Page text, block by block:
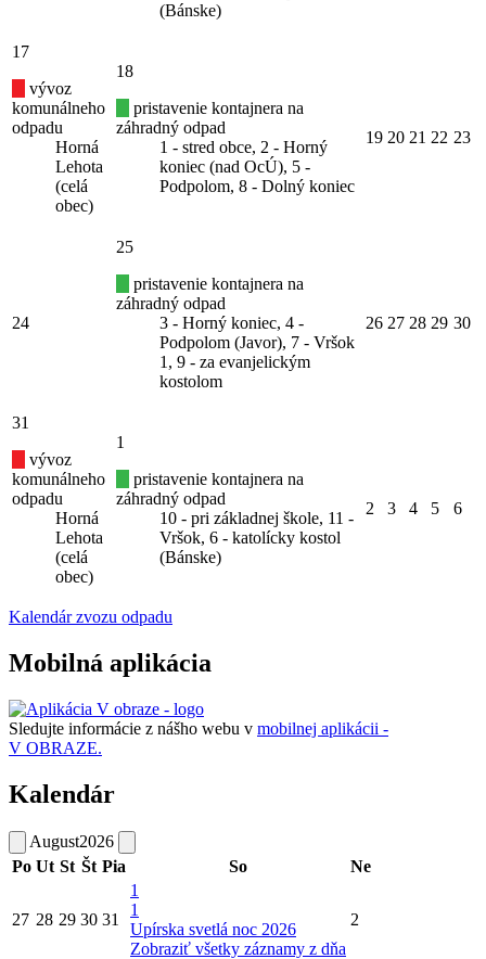
(Bánske)
17
vývoz
komunálneho
odpadu
Horná
Lehota
(celá
obec)
18
pristavenie kontajnera na
záhradný odpad
1 - stred obce, 2 - Horný
koniec (nad OcÚ), 5 -
Podpolom, 8 - Dolný koniec
19 20 21 22 23
24
25
pristavenie kontajnera na
záhradný odpad
3 - Horný koniec, 4 -
Podpolom (Javor), 7 - Vršok
1, 9 - za evanjelickým
kostolom
26 27 28 29 30
31
vývoz
komunálneho
odpadu
Horná
Lehota
(celá
obec)
1
pristavenie kontajnera na
záhradný odpad
10 - pri základnej škole, 11 -
Vršok, 6 - katolícky kostol
(Bánske)
2 3 4 5 6
Kalendár zvozu odpadu
Mobilná aplikácia
Sledujte informácie z nášho webu v mobilnej aplikácii -
V OBRAZE.
Kalendár
August2026
Po Ut St Št Pia So Ne
27 28 29 30 31
1
1
Upírska svetlá noc 2026
Zobraziť všetky záznamy z dňa
2